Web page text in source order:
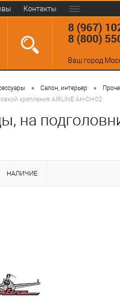
Контакты
8 (967)
8 (800)
Ваш город
• Салон, интерьер •
крепления AIRLINE AH-CH-02
на
НАЛИЧИЕ